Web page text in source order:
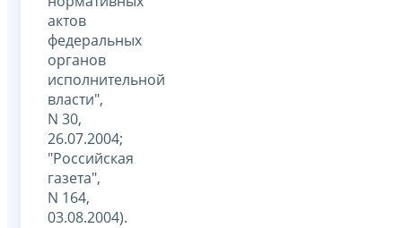
актов
федеральных
органов
исполнительной
власти",
N 30,
26.07.2004;
"Российская
газета",
N 164,
03.08.2004).